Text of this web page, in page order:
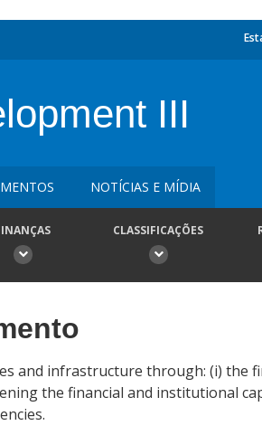
III
NOTÍCIAS E MÍDIA
CLASSIFICAÇÕES
and infrastructure through: (i) the
the financial and institutional